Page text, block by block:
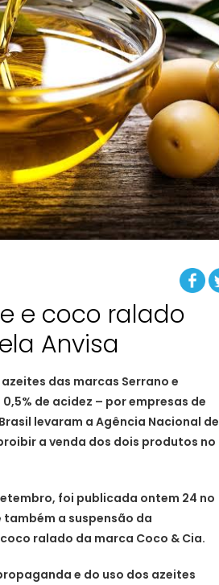
e coco ralado
Anvisa
das marcas Serrano e
de acidez – por empresas de
levaram a Agência Nacional de
a venda dos dois produtos no
foi publicada ontem 24 no
a suspensão da
ralado da marca Coco & Cia.
e do uso dos azeites